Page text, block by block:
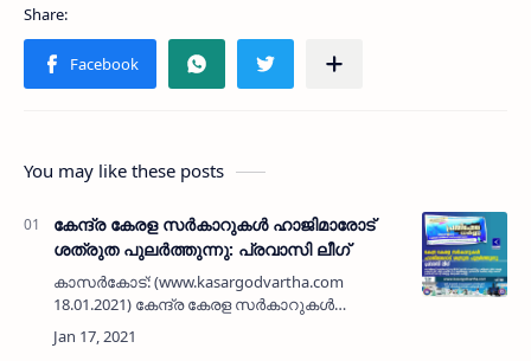
You may like these posts
കേന്ദ്ര കേരള സര്‍കാറുകള്‍ ഹാജിമാരോട്
ശത്രുത പുലര്‍ത്തുന്നു: പ്രവാസി ലീഗ്
കാസര്‍കോട്: (www.kasargodvartha.com
18.01.2021) കേന്ദ്ര കേരള സര്‍കാറുകള്‍
ഹാജിമാരോട് ശത്രുത പുലര്‍ത്തുക യാണെന്നും,
മലബാറിലെ യാത്രക്കാര്‍ക്ക് ഏറ്റവും